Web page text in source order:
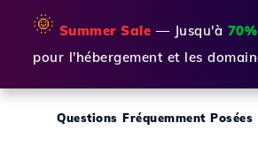
🌞 Summer Sale — Jusqu'à
pour l'hébergement et les
Questions Fréquemment Posées